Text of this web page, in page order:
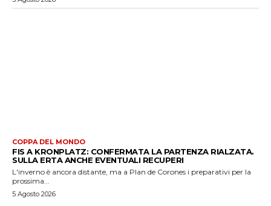
COPPA DEL MONDO
FIS A KRONPLATZ: CONFERMATA LA PARTENZA RIALZATA.
SULLA ERTA ANCHE EVENTUALI RECUPERI
L'inverno è ancora distante, ma a Plan de Corones i preparativi per la
prossima...
5 Agosto 2026